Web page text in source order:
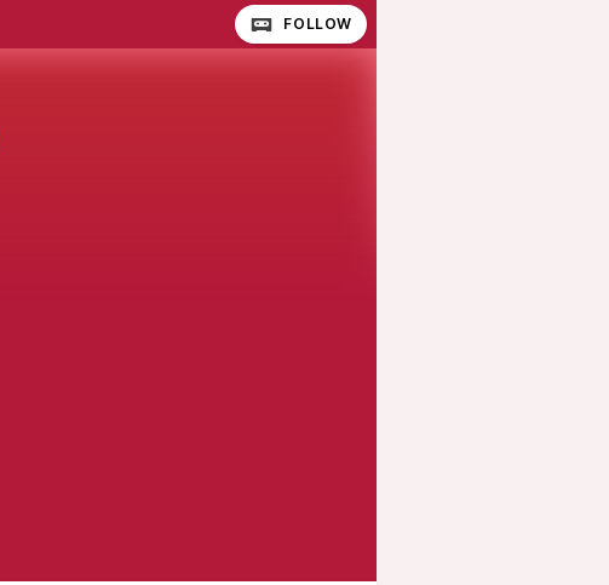
FOLLOW